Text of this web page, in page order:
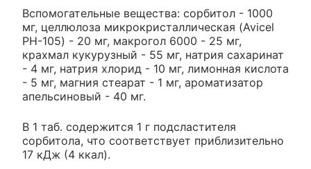
Вспомогательные вещества: сорбитол - 1000
мг, целлюлоза микрокристаллическая (Avicel
PH-105) - 20 мг, макрогол 6000 - 25 мг,
крахмал кукурузный - 55 мг, натрия сахаринат
- 4 мг, натрия хлорид - 10 мг, лимонная кислота
- 5 мг, магния стеарат - 1 мг, ароматизатор
апельсиновый - 40 мг.
В 1 таб. содержится 1 г подсластителя
сорбитола, что соответствует приблизительно
17 кДж (4 ккал).